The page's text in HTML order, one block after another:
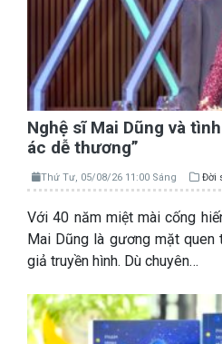
Nghệ sĩ Mai Dũng và
ác dễ thương”
Thứ Tư, 05/08/26 11:00 Sáng Đời
Với 40 năm miệt mài cống
Mai Dũng là gương mặt
giả truyền hình. Dù chuyên…